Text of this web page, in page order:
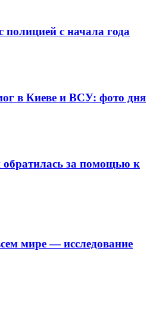
с начала года
в Киеве и ВСУ: фото дня
обратилась за помощью к
мире — исследование